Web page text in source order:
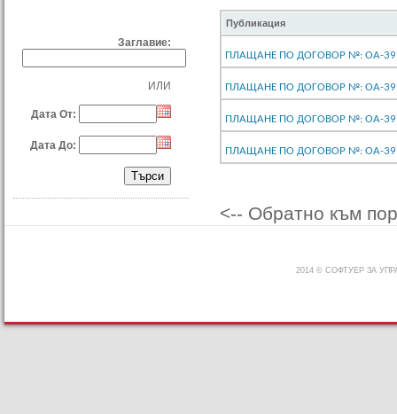
Заглавие:
ИЛИ
Дата От:
Дата До:
Публикация
ПЛАЩАНЕ ПО ДОГОВОР №: ОА-39
ПЛАЩАНЕ ПО ДОГОВОР №: ОА-39
ПЛАЩАНЕ ПО ДОГОВОР №: ОА-39
ПЛАЩАНЕ ПО ДОГОВОР №: ОА-39
<-- Обратно към
2014 © СОФТУЕР ЗА